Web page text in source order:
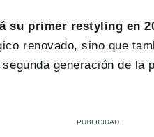
su primer restyling en
renovado, sino que
generación de la